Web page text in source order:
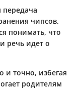
передача
чипсов.
понимать, что
речь идет о
и точно, избегая
родителям